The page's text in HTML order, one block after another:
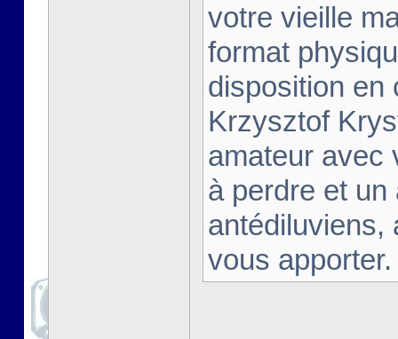
votre vieille
format
disposition en
Krzysztof
amateur avec
à perdre et
antédiluviens,
vous